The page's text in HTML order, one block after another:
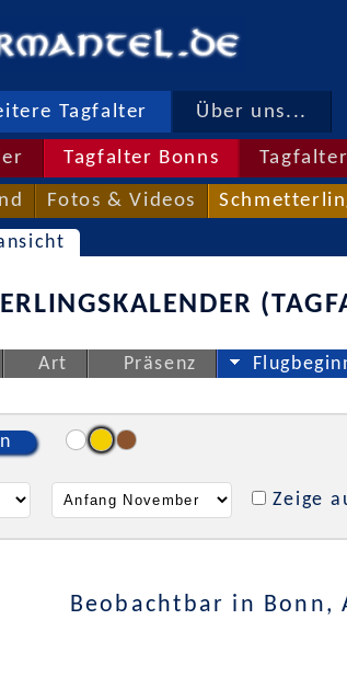
Tagfalter Über uns...
Tagfalter Bonns
Fotos & Videos
Art Präsenz
Zeige
Beobachtbar in Bonn,